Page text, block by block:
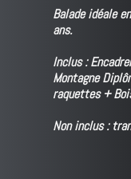
Balade idéale
ans.
Inclus :
Montagne
raquettes +
Non inclus :